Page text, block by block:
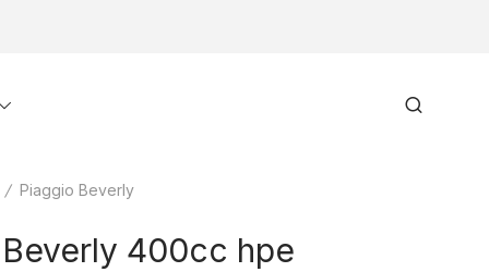
Toggle
/ Piaggio Beverly
400cc hpe